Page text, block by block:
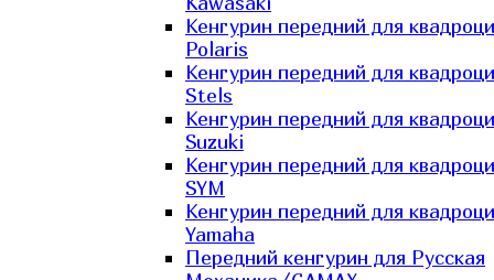
Кенгурин передний для
Polaris
Кенгурин передний для
Stels
Кенгурин передний для
Suzuki
Кенгурин передний для
SYM
Кенгурин передний для
Yamaha
Передний кенгурин для Русская